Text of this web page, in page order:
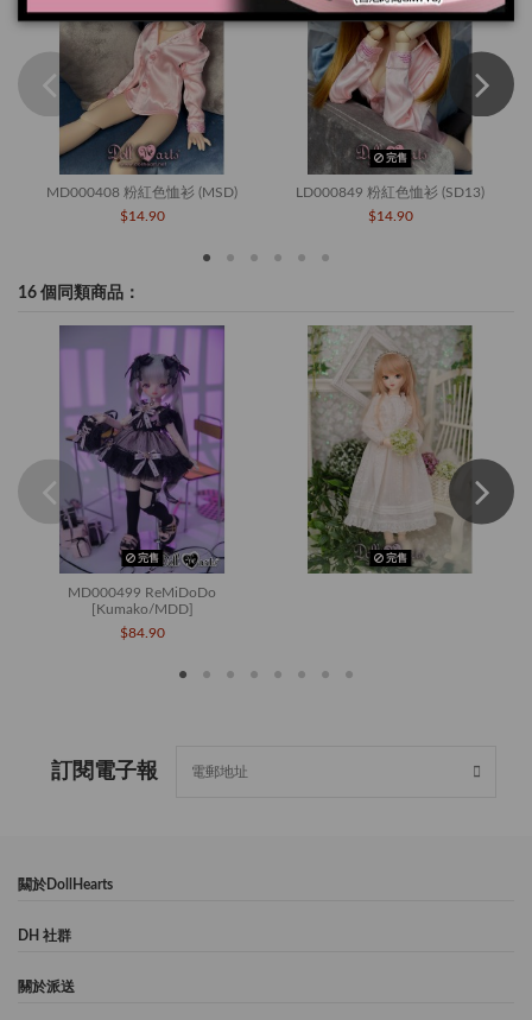
MD000408 粉紅色恤衫 (MSD)
$14.90
完售
LD000849 粉紅色恤衫 (SD13)
$14.90
16 個同類商品：
完售
MD000499 ReMiDoDo
[Kumako/MDD]
$84.90
完售
訂閱電子報
闗於DollHearts
DH 社群
關於派送